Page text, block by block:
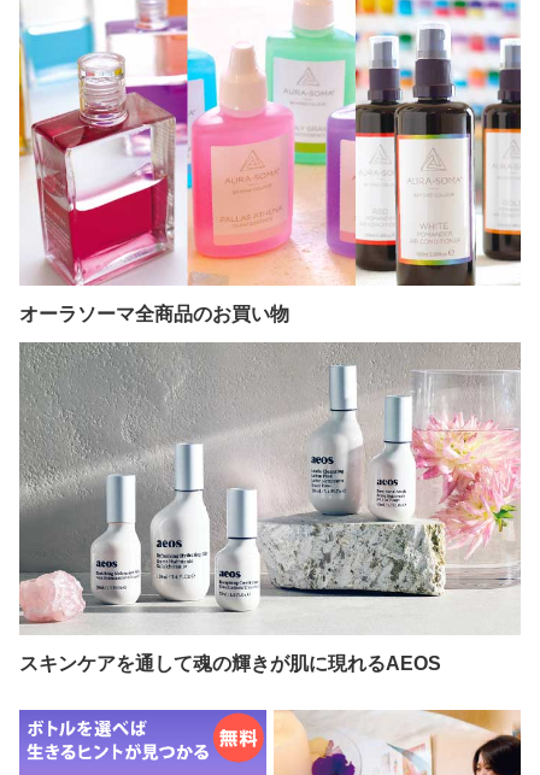
オーラソーマ全商品のお買い物
スキンケアを通して魂の輝きが肌に現れるAEOS